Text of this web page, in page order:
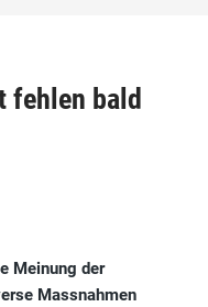
fehlen bald
Meinung der
Massnahmen